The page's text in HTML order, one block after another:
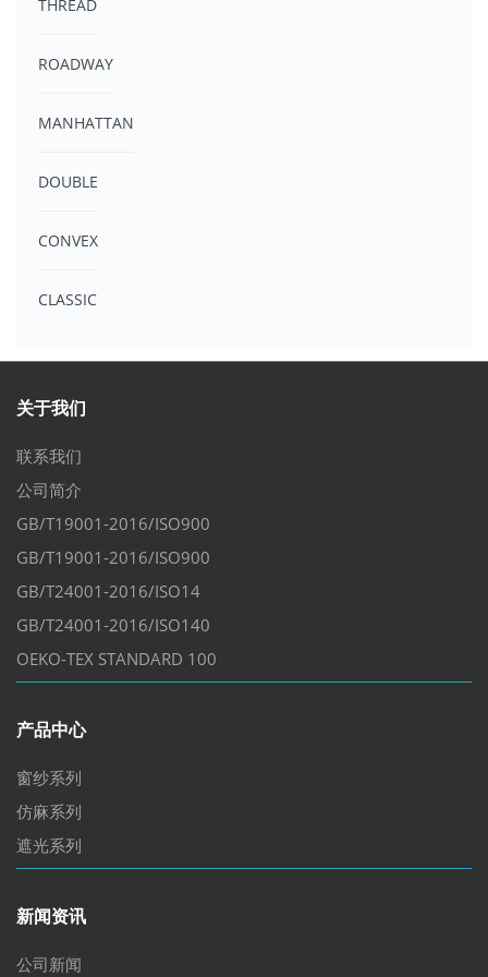
THREAD
ROADWAY
MANHATTAN
DOUBLE
CONVEX
CLASSIC
关于我们
联系我们
公司简介
GB/T19001-2016/ISO900
GB/T19001-2016/ISO900
GB/T24001-2016/ISO14
GB/T24001-2016/ISO140
OEKO-TEX STANDARD 100
产品中心
窗纱系列
仿麻系列
遮光系列
新闻资讯
公司新闻